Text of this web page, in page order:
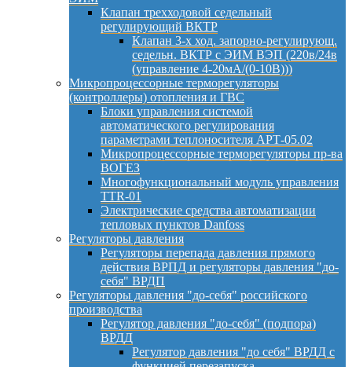
Клапан трехходовой седельный
регулирующий ВКТР
Клапан 3-х ход. запорно-регулирующ.
седельн. ВКТР с ЭИМ ВЭП (220в/24в
(управление 4-20мА/(0-10В)))
Микропроцессорные терморегуляторы
(контроллеры) отопления и ГВС
Блоки управления системой
автоматического регулирования
параметрами теплоносителя АРТ-05.02
Микропроцессорные терморегуляторы пр-ва
ВОГЕЗ
Многофункциональный модуль управления
TTR-01
Электрические средства автоматизации
тепловых пунктов Danfoss
Регуляторы давления
Регуляторы перепада давления прямого
действия ВРПД и регуляторы давления "до-
себя" ВРДП
Регуляторы давления "до-себя" российского
производства
Регулятор давления "до-себя" (подпора)
ВРДД
Регулятор давления "до себя" ВРДД с